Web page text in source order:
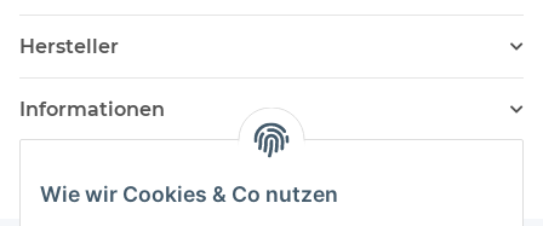
Wie wir Cookies & Co nutzen
Hersteller
Informationen